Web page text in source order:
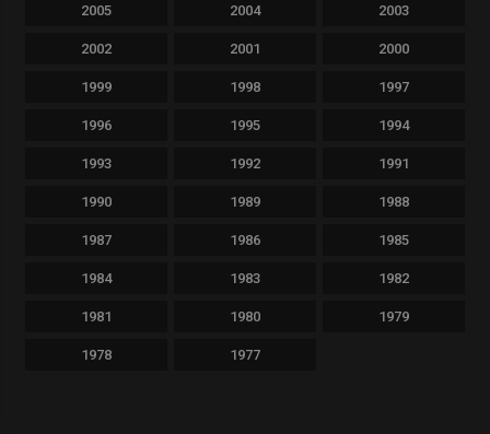
2005 2004 2003
2002 2001 2000
1999 1998 1997
1996 1995 1994
1993 1992 1991
1990 1989 1988
1987 1986 1985
1984 1983 1982
1981 1980 1979
1978 1977